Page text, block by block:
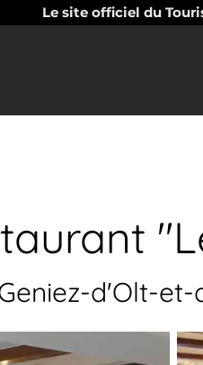
Le site officiel du
d'Olt-